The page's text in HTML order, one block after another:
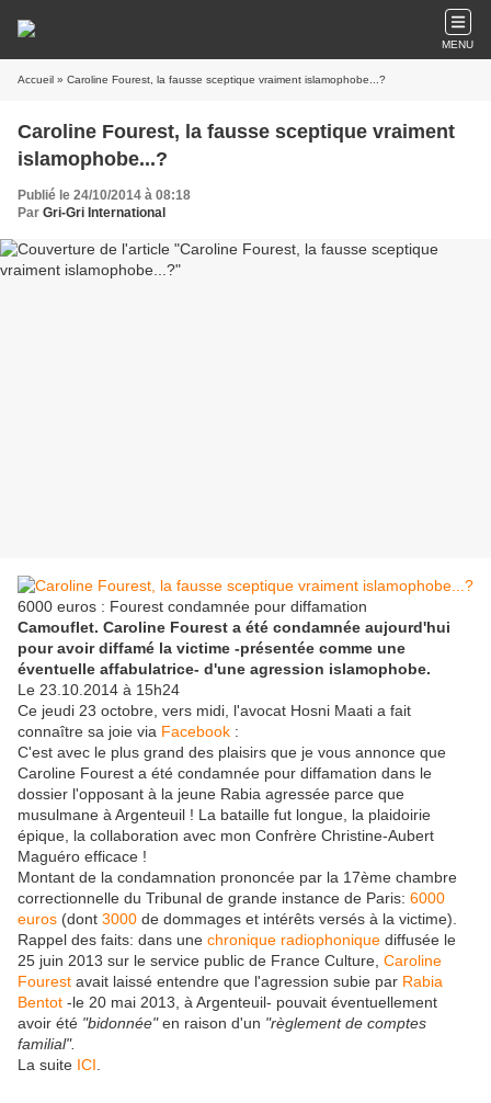
MENU
Accueil » Caroline Fourest, la fausse sceptique vraiment islamophobe...?
Caroline Fourest, la fausse sceptique vraiment
islamophobe...?
Publié le 24/10/2014 à 08:18
Par Gri-Gri International
6000 euros : Fourest condamnée pour diffamation
Camouflet. Caroline Fourest a été condamnée aujourd'hui
pour avoir diffamé la victime -présentée comme une
éventuelle affabulatrice- d'une agression islamophobe.
Le 23.10.2014 à 15h24
Ce jeudi 23 octobre, vers midi, l'avocat Hosni Maati a fait
connaître sa joie via Facebook :
C'est avec le plus grand des plaisirs que je vous annonce que
Caroline Fourest a été condamnée pour diffamation dans le
dossier l'opposant à la jeune Rabia agressée parce que
musulmane à Argenteuil ! La bataille fut longue, la plaidoirie
épique, la collaboration avec mon Confrère Christine-Aubert
Maguéro efficace !
Montant de la condamnation prononcée par la 17ème chambre
correctionnelle du Tribunal de grande instance de Paris: 6000
euros (dont 3000 de dommages et intérêts versés à la victime).
Rappel des faits: dans une chronique radiophonique diffusée le
25 juin 2013 sur le service public de France Culture, Caroline
Fourest avait laissé entendre que l'agression subie par Rabia
Bentot -le 20 mai 2013, à Argenteuil- pouvait éventuellement
avoir été "bidonnée"en raison d'un "règlement de comptes
familial".
La suite ICI